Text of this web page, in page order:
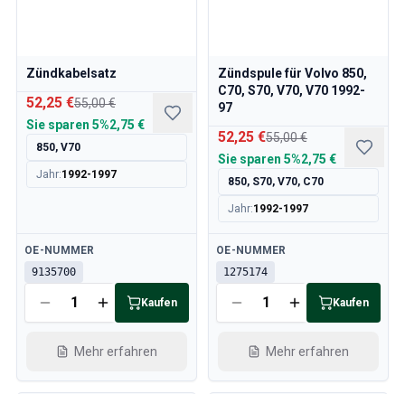
Zündkabelsatz
52,25 €55,00 €
Sie sparen 5%2,75 €
850, V70
Jahr:1992-1997
Verfügbar
OE-NUMMER
9135700
Kaufen
Mehr erfahren
Zündspule für Volvo 850,
C70, S70, V70, V70 1992-
97
52,25 €55,00 €
Sie sparen 5%2,75 €
850, S70, V70, C70
Jahr:1992-1997
Verfügbar
OE-NUMMER
1275174
Kaufen
Mehr erfahren